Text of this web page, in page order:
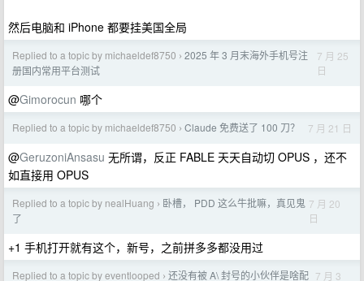
然后电脑和 iPhone 都要挂美国全局
Replied to a topic by michaeldef8750 › 2025 年 3 月末海外手机号注
册国内常用平台测试
7 月 25
日
@Gimorocun 哪个
Replied to a topic by michaeldef8750 › Claude 免费送了 100 刀？ 7 月 21 日
@GeruzoniAnsasu 无所谓，反正 FABLE 天天自动切 OPUS ，还不
如直接用 OPUS
Replied to a topic by nealHuang › 卧槽， PDD 这么牛批嘛，真见鬼
了
7 月 20
日
+1 手机打开就有这个，新号，之前拼多多都没用过
Replied to a topic by eventlooped › 还没有被 A\ 封号的小伙伴是啥配 7 月 3